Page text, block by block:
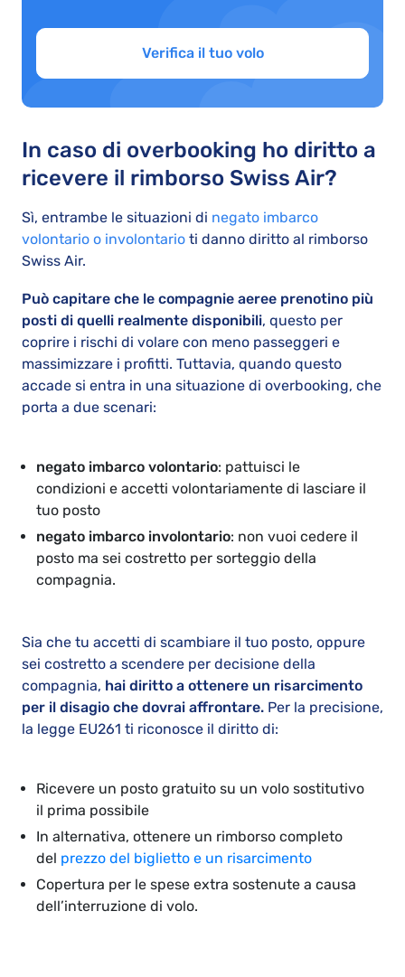
Verifica il tuo volo
In caso di overbooking ho diritto a
ricevere il rimborso Swiss Air?
Sì, entrambe le situazioni di negato imbarco
volontario o involontario ti danno diritto al rimborso
Swiss Air.
Può capitare che le compagnie aeree prenotino più
posti di quelli realmente disponibili, questo per
coprire i rischi di volare con meno passeggeri e
massimizzare i profitti. Tuttavia, quando questo
accade si entra in una situazione di overbooking, che
porta a due scenari:
negato imbarco volontario: pattuisci le
condizioni e accetti volontariamente di lasciare il
tuo posto
negato imbarco involontario: non vuoi cedere il
posto ma sei costretto per sorteggio della
compagnia.
Sia che tu accetti di scambiare il tuo posto, oppure
sei costretto a scendere per decisione della
compagnia, hai diritto a ottenere un risarcimento
per il disagio che dovrai affrontare. Per la precisione,
la legge EU261 ti riconosce il diritto di:
Ricevere un posto gratuito su un volo sostitutivo
il prima possibile
In alternativa, ottenere un rimborso completo
del prezzo del biglietto e un risarcimento
Copertura per le spese extra sostenute a causa
dell’interruzione di volo.